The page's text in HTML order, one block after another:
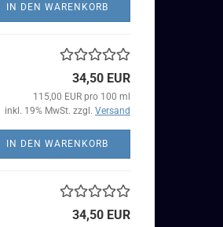
IN DEN WARENKORB
34,50 EUR
115,00 EUR pro 100 ml
inkl. 19% MwSt. zzgl. Versand
IN DEN WARENKORB
34,50 EUR